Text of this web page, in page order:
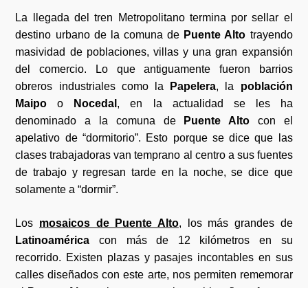
La llegada del tren Metropolitano termina por sellar el
destino urbano de la comuna de Puente Alto trayendo
masividad de poblaciones, villas y una gran expansión
del comercio. Lo que antiguamente fueron barrios
obreros industriales como la
Papelera, la población
Maipo o Nocedal , en la actualidad se les ha
denominado a la comuna de
Puente Alto con el
apelativo de “dormitorio”. Esto porque se dice que las
clases trabajadoras van temprano al centro a sus fuentes
de trabajo y regresan tarde en la noche, se dice que
solamente a “dormir”.
Los mosaicos de Puente Alto, los más grandes de
Latinoamérica con más de 12 kilómetros en su
recorrido. Existen plazas y pasajes incontables en sus
calles diseñados con este arte, nos permiten rememorar